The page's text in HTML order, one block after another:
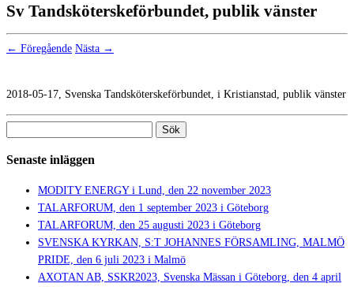
Sv Tandsköterskeförbundet, publik vänster
← Föregående Nästa →
2018-05-17, Svenska Tandsköterskeförbundet, i Kristianstad, publik vänster
Senaste inläggen
MODITY ENERGY i Lund, den 22 november 2023
TALARFORUM, den 1 september 2023 i Göteborg
TALARFORUM, den 25 augusti 2023 i Göteborg
SVENSKA KYRKAN, S:T JOHANNES FÖRSAMLING, MALMÖ
PRIDE, den 6 juli 2023 i Malmö
AXOTAN AB, SSKR2023, Svenska Mässan i Göteborg, den 4 april